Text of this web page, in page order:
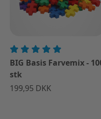
BIG Basis Farvemix -
stk
199,95 DKK